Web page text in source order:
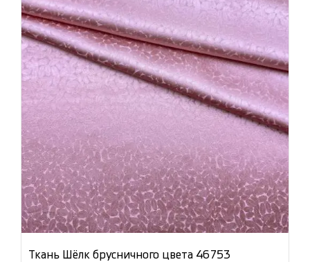
Ткань Шёлк брусничного цвета 46753